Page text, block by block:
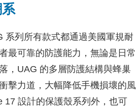
系列所有款式都通過美國軍規耐
最可靠的防護能力，無論是日常
，UAG 的多層防護結構與蜂巢
擊力道，大幅降低手機損壞的風
17 設計的保護殼系列外，也可